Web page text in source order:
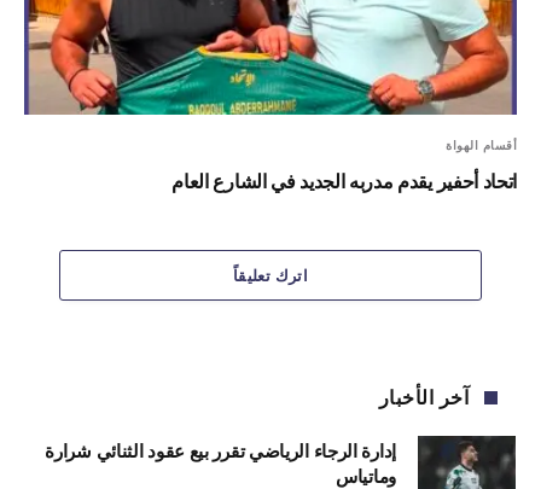
أقسام الهواة
اتحاد أحفير يقدم مدربه الجديد في الشارع العام
اترك تعليقاً
آخر الأخبار
إدارة الرجاء الرياضي تقرر بيع عقود الثنائي شرارة
وماتياس